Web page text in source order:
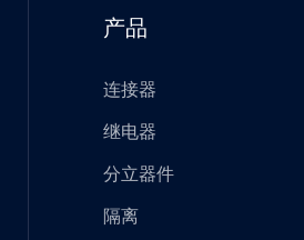
产品
连接器
继电器
分立器件
隔离